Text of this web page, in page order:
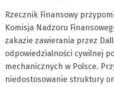
Rzecznik Finansowy
Komisja Nadzoru
zakazie zawierania przez
odpowiedzialności cywilnej
mechanicznych w Polsce.
niedostosowanie struktury